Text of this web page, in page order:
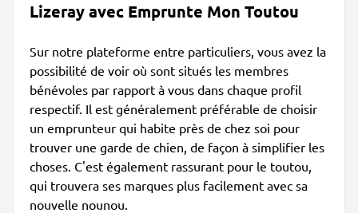
Lizeray avec Emprunte Mon Toutou
Sur notre plateforme entre particuliers, vous avez la
possibilité de voir où sont situés les membres
bénévoles par rapport à vous dans chaque profil
respectif. Il est généralement préférable de choisir
un emprunteur qui habite près de chez soi pour
trouver une garde de chien, de façon à simplifier les
choses. C'est également rassurant pour le toutou,
qui trouvera ses marques plus facilement avec sa
nouvelle nounou.